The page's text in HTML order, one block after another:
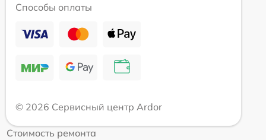
Способы оплаты
© 2026 Сервисный центр Ardor
Стоимость ремонта